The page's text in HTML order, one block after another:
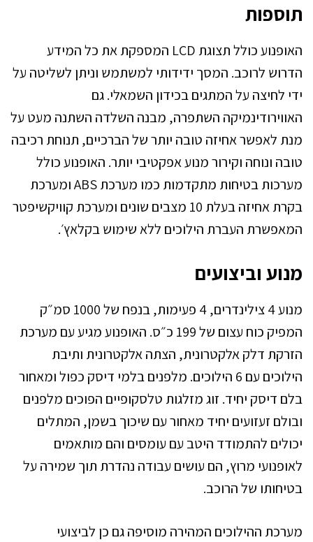
תוספות
האופנוע כולל תצוגת LCD המספקת את כל המידע
הדרוש לרוכב. המסך ידידותי למשתמש וניתן לשליטה על
ידי לחיצה על המתגים בכידון השמאלי. גם
האווירודינמיקה השתפרה, מבנה השלדה השתנה מעט על
מנת לאפשר אחיזה טובה יותר של הברכיים, תנוחת רכיבה
טובה ונוחה וקירור מנוע אפקטיבי יותר. האופנוע כולל
מערכות בטיחות מתקדמות כמו מערכת ABS ומערכת
בקרת אחיזה בעלת 10 מצבים שונים ומערכת קוויקשיפטר
המאפשרת העברת הילוכים ללא שימוש בקלאץ׳.
מנוע וביצועים
מנוע 4 צילינדרים, 4 פעימות, בנפח של 1000 סמ״ק
המפיק כוח עצום של 199 כ״ס. האופנוע מגיע עם מערכת
הזרקת דלק אלקטרונית, הצתה אלקטרונית ותיבת
הילוכים עם 6 הילוכים. מלפנים בלמי דיסק כפול ומאחור
בלם דיסק יחיד. זוג מזלגות טלסקופיים הפוכים מלפנים
ובולם זעזועים יחיד מאחור עם שיכוך בשמן, המתלים
יכולים להתמודד היטב עם עומסים והם מותאמים
לאופנועי מרוץ, הם עושים עבודה נהדרת תוך שמירה על
בטיחותו של הרוכב.
מערכת ההילוכים המהירה מוסיפה גם כן לביצועי